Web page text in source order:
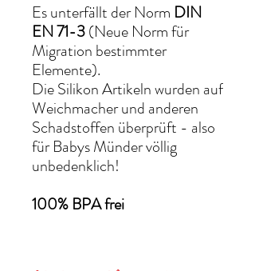
Es unterfällt der Norm DIN
EN 71-3(Neue Norm für
Migration bestimmter
Elemente).
Die Silikon Artikeln wurden auf
Weichmacher und anderen
Schadstoffen überprüft - also
für Babys Münder völlig
unbedenklich!
100% BPA frei